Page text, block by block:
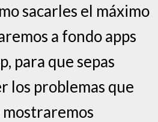
sacarles el máximo
a fondo apps
para que sepas
los problemas que